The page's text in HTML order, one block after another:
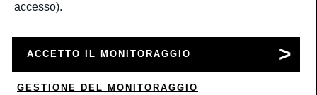
accesso).
ACCETTO IL MONITORAGGIO
GESTIONE DEL MONITORAGGIO